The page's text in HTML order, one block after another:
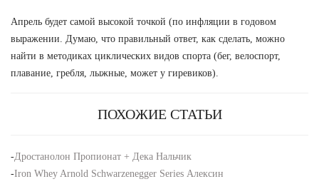
Апрель будет самой высокой точкой (по инфляции в годовом
выражении. Думаю, что правильный ответ, как сделать, можно
найти в методиках циклических видов спорта (бег, велоспорт,
плавание, гребля, лыжные, может у гиревиков).
ПОХОЖИЕ СТАТЬИ
-Дростанолон Пропионат + Дека Нальчик
-Iron Whey Arnold Schwarzenegger Series Алексин